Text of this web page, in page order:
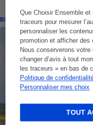
Que Choisir Ensemble
traceurs pour mesurer
personnaliser les
promotion et afficher
Nous conserverons
changer d’avis à tout
les traceurs » en bas de
Politique de
Personnaliser mes choix
TOUT
BILLET DE LA PRÉSIDENTE